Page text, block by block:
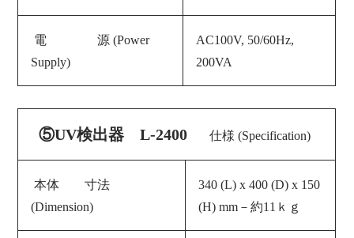
電 源 (Power
Supply)
AC100V, 50/60Hz,
200VA
⑤UV検出器 L-2400 仕様 (Specification)
本体 寸法
(Dimension)
340 (L) x 400 (D) x 150
(H) mm－約11ｋｇ